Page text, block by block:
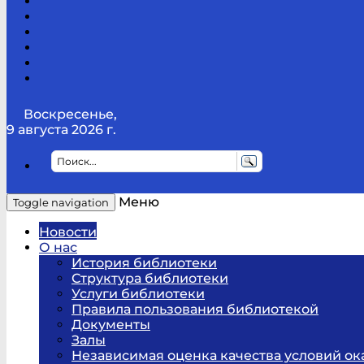
Воскресенье,
9 августа 2026 г.
Toggle navigation
Меню
Новости
О нас
История библиотеки
Структура библиотеки
Услуги библиотеки
Правила пользования библиотекой
Документы
Залы
Независимая оценка качества условий